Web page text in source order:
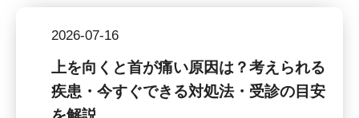
2026-07-16
上を向くと首が痛い原因は？考えられる
疾患・今すぐできる対処法・受診の目安